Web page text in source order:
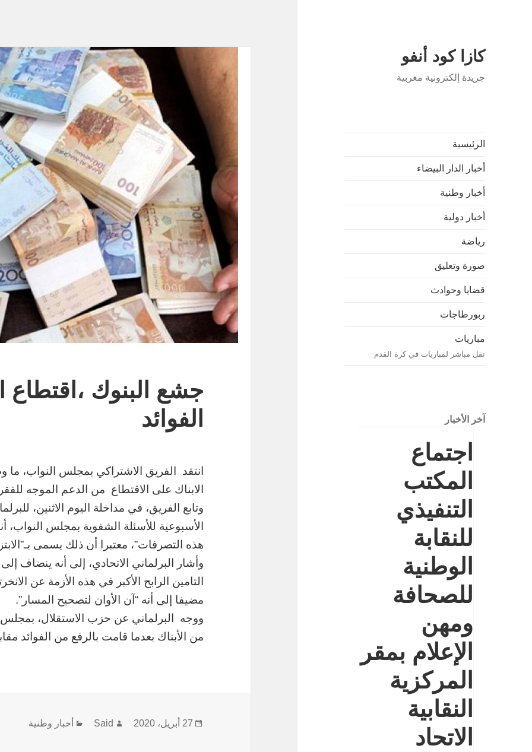
كازا كود أنفو
جريدة إلكترونية مغربية
الرئيسية
أخبار الدار البيضاء
أخبار وطنية
أخبار دولية
رياضة
صورة وتعليق
قضايا وحوادث
ربورطاجات
مباريات
نقل مباشر لمباريات في كرة القدم
آخر الأخبار
اجتماع
المكتب
التنفيذي
للنقابة
الوطنية
للصحافة
ومهن
الإعلام بمقر
المركزية
النقابية
الاتحاد
جشع البنوك ،اقتطاع
الفوائد
انتقد الفريق الاشتراكي بمجلس النواب، ما
الابناك على الاقتطاع من الدعم الموجه
وتابع الفريق، في مداخلة اليوم الاثنين،
الأسبوعية للأسئلة الشفوية بمجلس
هذه التصرفات”، معتبرا أن ذلك يسمى
وأشار البرلماني الاتحادي، إلى أنه ينضاف
التامين الرابح الأكبر في هذه الأزمة عن
مضيفا إلى أنه “آن الأوان لتصحيح المسار”.
ووجه البرلماني عن حزب الاستقلال، بمجلس
من الأبناك بعدما قامت بالرفع من الفوائد
نُشرت
27 أبريل، 2020 الكاتب
Said التصنيفات
أخبار وطنية